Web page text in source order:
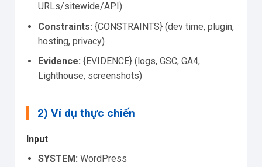
URLs/sitewide/API)
Constraints: {CONSTRAINTS} (dev time, plugin,
hosting, privacy)
Evidence: {EVIDENCE} (logs, GSC, GA4,
Lighthouse, screenshots)
2) Ví dụ thực chiến
Input
SYSTEM: WordPress